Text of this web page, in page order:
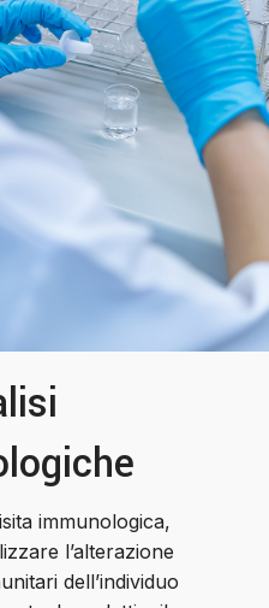
immunologica,
l’alterazione
dell’individuo